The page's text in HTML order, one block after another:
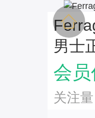
男士
金扣
会
关注